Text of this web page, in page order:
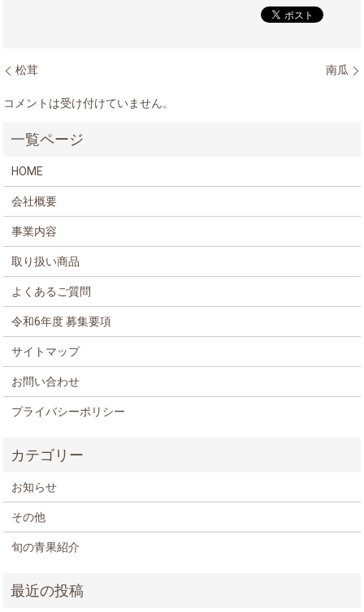
松茸 南瓜
コメントは受け付けていません。
HOME
会社概要
事業内容
取り扱い商品
よくあるご質問
令和6年度 募集要項
サイトマップ
お問い合わせ
プライバシーポリシー
お知らせ
その他
旬の青果紹介